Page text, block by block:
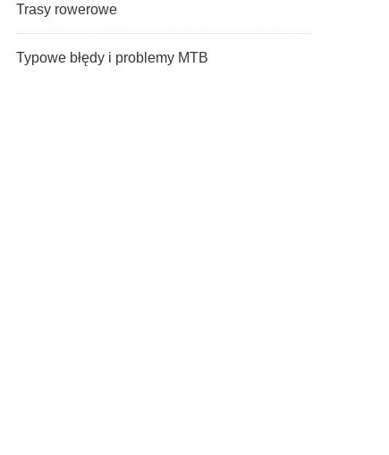
Trasy rowerowe
Typowe błędy i problemy MTB